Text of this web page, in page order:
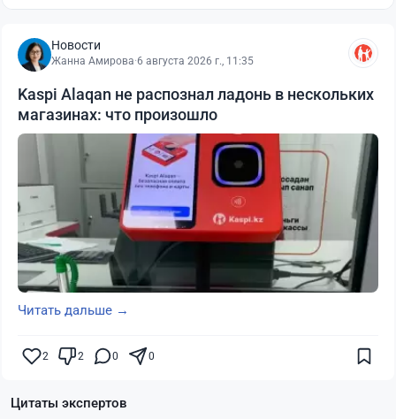
Новости
Жанна Амирова·6 августа 2026 г., 11:35
Kaspi Alaqan не распознал ладонь в нескольких
магазинах: что произошло
Читать дальше →
2 2 0 0
Цитаты экспертов